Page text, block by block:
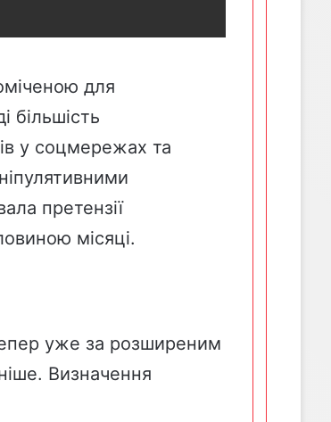
для
більшість
у соцмережах та
претензії
місяці.
уже за розширеним
Визначення